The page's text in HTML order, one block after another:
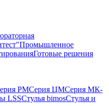
Промышленное
Готовые решения
РМСерия ЦМСерия МК-
LSSСтулья bimosСтулья и